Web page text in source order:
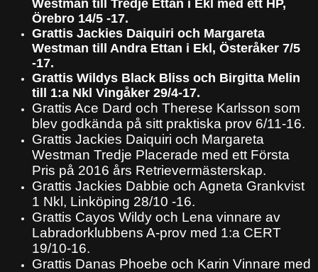
Westman till Tredje Ettan i Ekl med ett HP,
Örebro 14/5 -17.
Grattis Jackies Daiquiri och Margareta
Westman till Andra Ettan i Ekl, Österåker 7/5
-17.
Grattis Wildys Black Bliss och Birgitta Melin
till 1:a Nkl Vingåker 29/4-17.
Grattis Ace Dard och Therese Karlsson som
blev godkända på sitt praktiska prov 6/11-16.
Grattis Jackies Daiquiri och Margareta
Westman Tredje Placerade med ett Första
Pris på 2016 års Retrievermästerskap.
Grattis Jackies Dabbie och Agneta Grankvist
1 Nkl, Linköping 28/10 -16.
Grattis Cayos Wildy och Lena vinnare av
Labradorklubbens A-prov med 1:a CERT
19/10-16.
Grattis Danas Phoebe och Karin Vinnare med